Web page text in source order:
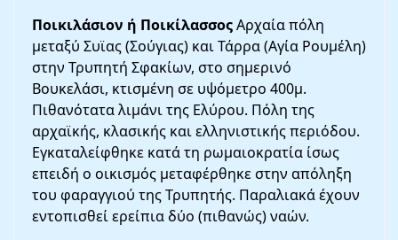
Ποικιλάσιον ή ΠοικίλασσοςΑρχαία πόλη
μεταξύ Συϊας (Σούγιας) και Τάρρα (Αγία Ρουμέλη)
στην Τρυπητή Σφακίων, στο σημερινό
Βουκελάσι, κτισμένη σε υψόμετρο 400μ.
Πιθανότατα λιμάνι της Ελύρου. Πόλη της
αρχαϊκής, κλασικής και ελληνιστικής περιόδου.
Εγκαταλείφθηκε κατά τη ρωμαιοκρατία ίσως
επειδή ο οικισμός μεταφέρθηκε στην απόληξη
του φαραγγιού της Τρυπητής. Παραλιακά έχουν
εντοπισθεί ερείπια δύο (πιθανώς) ναών.